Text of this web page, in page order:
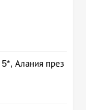
Алания през